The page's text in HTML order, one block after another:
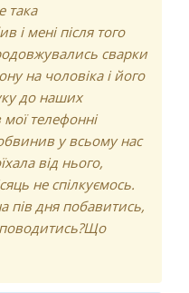
така
і мені після того
сварки
на чоловіка і його
до наших
мої телефонні
у всьому нас
від нього,
не спілкуємось.
пів дня побавитись,